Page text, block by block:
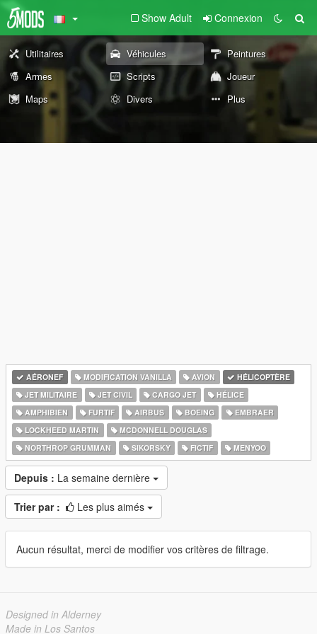
Show Adult Connexion
Utilitaires Véhicules
Peintures
Armes
Scripts
Joueur
Maps
Divers Plus
AÉRONEF MODIFICATION VANILLA AVION
HÉLICOPTÈRE
JET MILITAIRE
JET CIVIL CARGO JET
HÉLICE
AMPHIBIEN
FURTIF AIRBUS BOEING
EMBRAER
LOCKHEED MARTIN
MCDONNELL DOUGLAS
NORTHROP GRUMMAN
SIKORSKY FICTIF MENYOO
Depuis : La semaine dernière
Trier par : Les plus aimés
Aucun résultat, merci de modifier vos critères de filtrage.
Designed in Alderney
Made in Los Santos